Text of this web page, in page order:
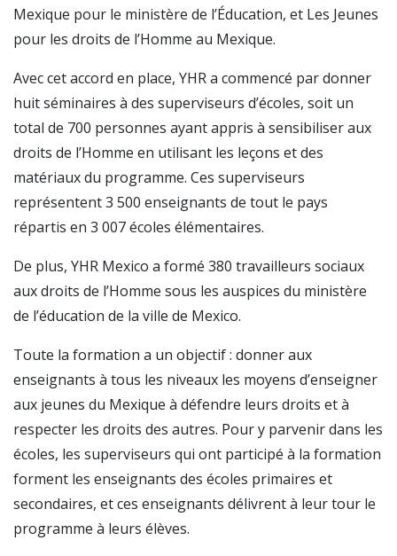
Mexique pour le ministère de l’Éducation, et Les Jeunes
pour les droits de l’Homme au Mexique.
Avec cet accord en place, YHR a commencé par donner
huit séminaires à des superviseurs d’écoles, soit un
total de 700 personnes ayant appris à sensibiliser aux
droits de l’Homme en utilisant les leçons et des
matériaux du programme. Ces superviseurs
représentent 3 500 enseignants de tout le pays
répartis en 3 007 écoles élémentaires.
De plus, YHR Mexico a formé 380 travailleurs sociaux
aux droits de l’Homme sous les auspices du ministère
de l’éducation de la ville de Mexico.
Toute la formation a un objectif : donner aux
enseignants à tous les niveaux les moyens d’enseigner
aux jeunes du Mexique à défendre leurs droits et à
respecter les droits des autres. Pour y parvenir dans les
écoles, les superviseurs qui ont participé à la formation
forment les enseignants des écoles primaires et
secondaires, et ces enseignants délivrent à leur tour le
programme à leurs élèves.